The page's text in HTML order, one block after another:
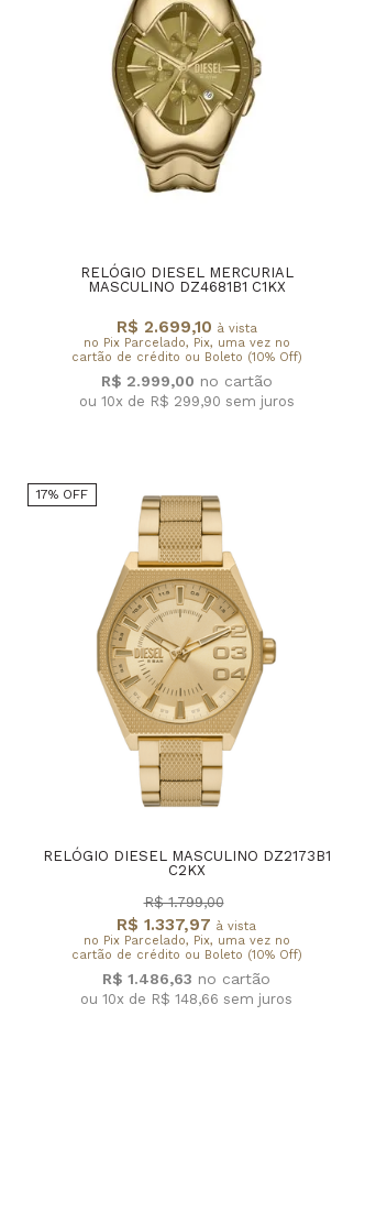
RELÓGIO DIESEL MERCURIAL
MASCULINO DZ4681B1 C1KX
R$ 2.699,10 à vista
no Pix Parcelado, Pix, uma vez no
cartão de crédito ou Boleto (10% Off)
R$ 2.999,00
ou 10x de R$ 299,90 sem juros
17% OFF
RELÓGIO DIESEL MASCULINO DZ2173B1
C2KX
R$ 1.337,97 à vista
no Pix Parcelado, Pix, uma vez no
cartão de crédito ou Boleto (10% Off)
R$ 1.799,00
R$ 1.486,63
ou 10x de R$ 148,66 sem juros